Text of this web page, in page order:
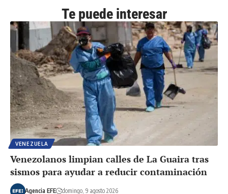
Te puede interesar
VENEZUELA
Venezolanos limpian calles de La Guaira tras
sismos para ayudar a reducir contaminación
Agencia EFE domingo, 9 agosto 2026